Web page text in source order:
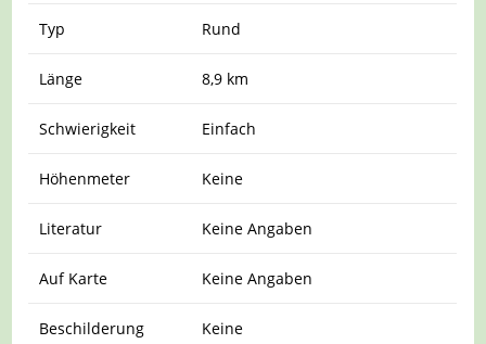
Typ Rund
Länge 8,9 km
Schwierigkeit Einfach
Höhenmeter Keine
Literatur Keine Angaben
Auf Karte Keine Angaben
Beschilderung Keine